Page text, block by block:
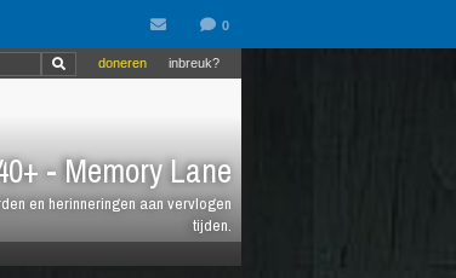
- Memory Lane
en herinneringen aan vervlogen
tijden.
inbreuk?
doneren